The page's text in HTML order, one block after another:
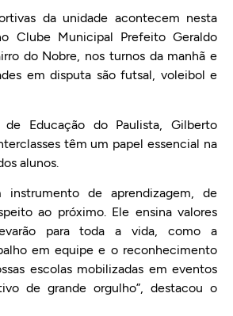
da unidade acontecem nesta
Clube Municipal Prefeito Geraldo
do Nobre, nos turnos da manhã e
em disputa são futsal, voleibol e
de Educação do Paulista, Gilberto
têm um papel essencial na
alunos.
de aprendizagem, de
ao próximo. Ele ensina valores
para toda a vida, como a
em equipe e o reconhecimento
escolas mobilizadas em eventos
de grande orgulho”, destacou o